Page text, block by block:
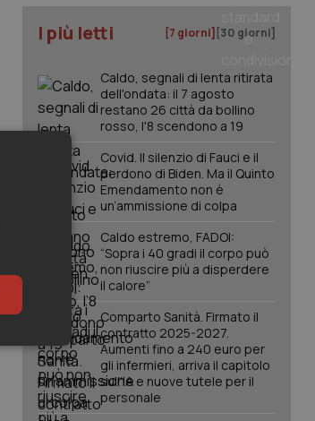
I più letti [7 giorni] [30 giorni]
Caldo, segnali di lenta ritirata
dell'ondata: il 7 agosto
restano 26 città da bollino
rosso, l'8 scendono a 19
Covid. Il silenzio di Fauci e il
perdono di Biden. Ma il Quinto
Emendamento non è
un’ammissione di colpa
Caldo estremo, FADOI:
“Sopra i 40 gradi il corpo può
non riuscire più a disperdere
il calore”
Comparto Sanità. Firmato il
contratto 2025-2027.
Aumenti fino a 240 euro per
gli infermieri, arriva il capitolo
sull'IA e nuove tutele per il
personale